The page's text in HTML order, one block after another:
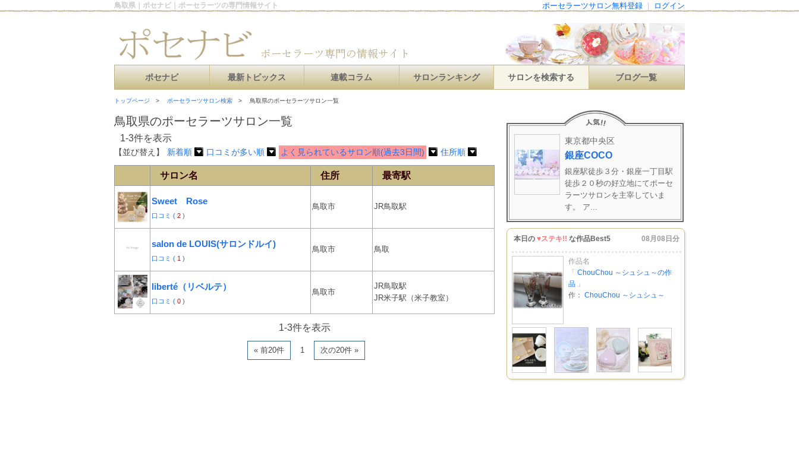
鳥取県｜ポセナビ｜ポーセラーツの専門情報サイト ログイン
ポーセラーツサロン無料登録
ポセナビ 最新トピックス 連載コラム サロンランキング サロンを検索する ブログ一覧
トップページ ポーセラーツサロン検索 鳥取県のポーセラーツサロン一覧
鳥取県のポーセラーツサロン一覧
1-3件を表示
【並び替え】 新着順 口コミが多い順 よく見られているサロン順(過去3日間) 住所順
サロン名 住所 最寄駅
Sweet Rose
口コミ ( 2 )
鳥取市 JR鳥取駅
salon de LOUIS(サロンドルイ)
口コミ ( 1 )
鳥取市 鳥取
liberté（リベルテ）
口コミ ( 0 )
鳥取市
JR鳥取駅
JR米子駅（米子教室）
1-3件を表示
« 前20件 1 次の20件 »
東京都中央区
銀座COCO
銀座駅徒歩３分・銀座一丁目駅
徒歩２０秒の好立地にてポーセ
ラーツサロンを主宰していま
す。 ア...
本日の ♥ステキ!! な作品Best5 08月08日分
作品名
「 ChouChou ～シュシュ～の作
品 」
作： ChouChou ～シュシュ～